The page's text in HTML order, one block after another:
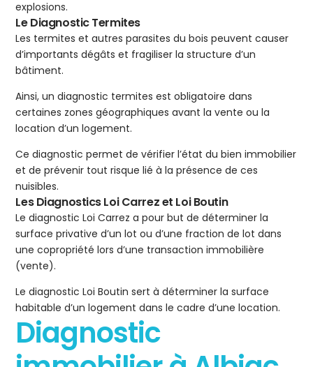
explosions.
Le Diagnostic Termites
Les termites et autres parasites du bois peuvent causer
d’importants dégâts et fragiliser la structure d’un
bâtiment.
Ainsi, un diagnostic termites est obligatoire dans
certaines zones géographiques avant la vente ou la
location d’un logement.
Ce diagnostic permet de vérifier l’état du bien immobilier
et de prévenir tout risque lié à la présence de ces
nuisibles.
Les Diagnostics Loi Carrez et Loi Boutin
Le diagnostic Loi Carrez a pour but de déterminer la
surface privative d’un lot ou d’une fraction de lot dans
une copropriété lors d’une transaction immobilière
(vente).
Le diagnostic Loi Boutin sert à déterminer la surface
habitable d’un logement dans le cadre d’une location.
Diagnostic